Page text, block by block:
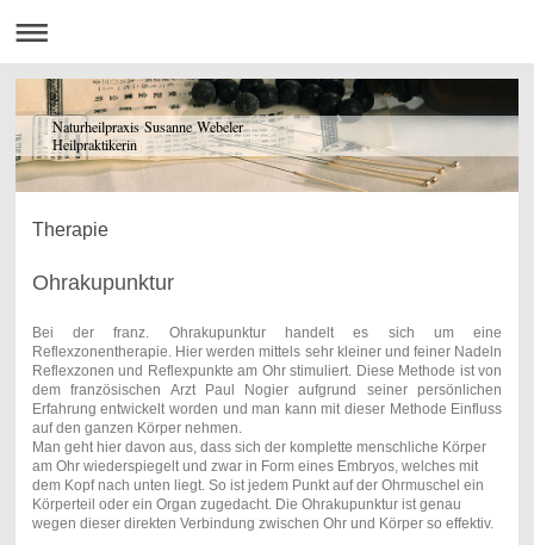
Naturheilpraxis Susanne Webeler
Heilpraktikerin
Therapie
Ohrakupunktur
Bei der franz. Ohrakupunktur handelt es sich um eine
Reflexzonentherapie. Hier werden mittels sehr kleiner und feiner Nadeln
Reflexzonen und Reflexpunkte am Ohr stimuliert. Diese Methode ist von
dem französischen Arzt Paul Nogier aufgrund seiner persönlichen
Erfahrung entwickelt worden und man kann mit dieser Methode Einfluss
auf den ganzen Körper nehmen.
Man geht hier davon aus, dass sich der komplette menschliche Körper
am Ohr wiederspiegelt und zwar in Form eines Embryos, welches mit
dem Kopf nach unten liegt. So ist jedem Punkt auf der Ohrmuschel ein
Körperteil oder ein Organ zugedacht. Die Ohrakupunktur ist genau
wegen dieser direkten Verbindung zwischen Ohr und Körper so effektiv.